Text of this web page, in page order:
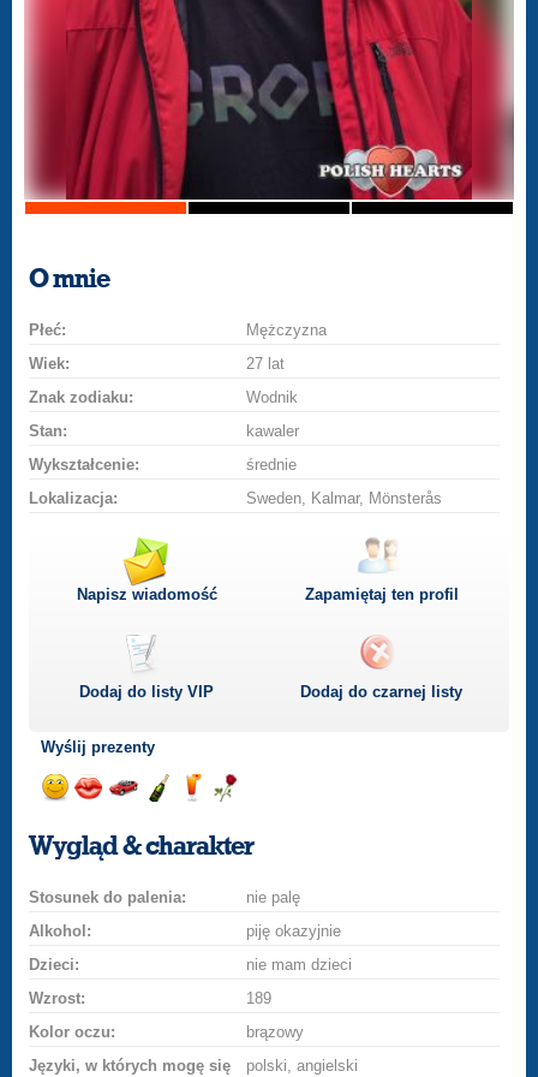
O mnie
Płeć:
Mężczyzna
Wiek:
27 lat
Znak zodiaku:
Wodnik
Stan:
kawaler
Wykształcenie:
średnie
Lokalizacja:
Sweden, Kalmar, Mönsterås
Napisz wiadomość Zapamiętaj ten profil
Dodaj do listyVIP Dodaj do czarnej listy
Wyślij prezenty
uśmiech
buziakasamochodem
szampana
drinka
różę
Wygląd & charakter
Stosunek do palenia:
nie palę
Alkohol:
piję okazyjnie
Dzieci:
nie mam dzieci
Wzrost:
189
Kolor oczu:
brązowy
Języki, w których mogę się
polski, angielski